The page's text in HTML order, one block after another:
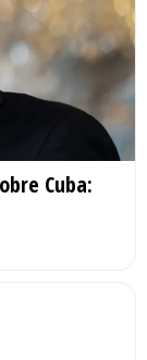
Cuba: